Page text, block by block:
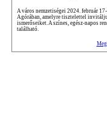
A város nemzetiségei 2024. február
Agórában, amelyre tisztelettel
ismerőseiket. A színes, egész-napos
található.